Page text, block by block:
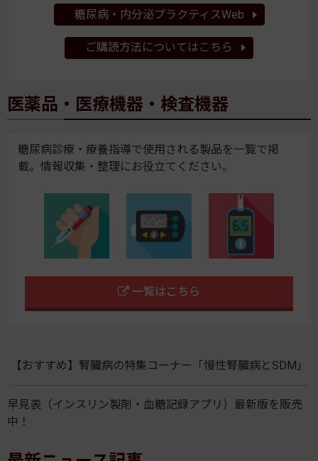
糖尿病・内分泌プラクティスWeb
ご購読方法についてはこちら
医薬品・医療機器・検査機器
糖尿病診療・療養指導で使用される製品を一覧で掲
載。情報収集・整理にお役立てください。
一覧はこちら
【おすすめ】腎臓病の特集コーナー「慢性腎臓病とSDM」
早見表（インスリン製剤・血糖記録アプリ）最新版を販売
中！